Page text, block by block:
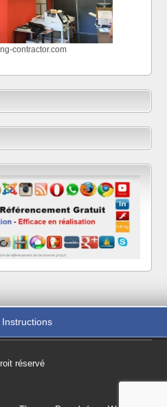
contractor.com
Instructions
réservé